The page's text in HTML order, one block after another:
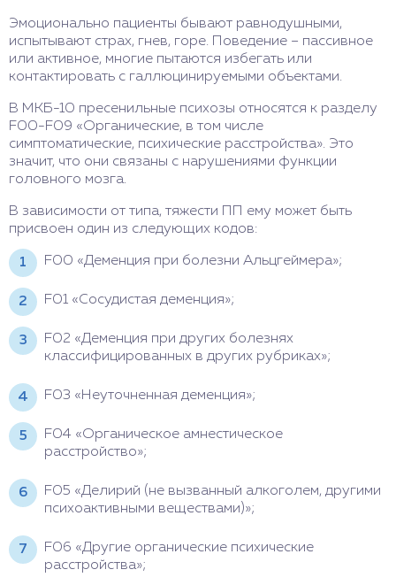
Эмоционально пациенты бывают равнодушными,
испытывают страх, гнев, горе. Поведение – пассивное
или активное, многие пытаются избегать или
контактировать с галлюцинируемыми объектами.
В МКБ-10 пресенильные психозы относятся к разделу
F00-F09 «Органические, в том числе
симптоматические, психические расстройства». Это
значит, что они связаны с нарушениями функции
головного мозга.
В зависимости от типа, тяжести ПП ему может быть
присвоен один из следующих кодов:
F00 «Деменция при болезни Альцгеймера»;
F01 «Сосудистая деменция»;
F02 «Деменция при других болезнях
классифицированных в других рубриках»;
F03 «Неуточненная деменция»;
F04 «Органическое амнестическое
расстройство»;
F05 «Делирий (не вызванный алкоголем, другими
психоактивными веществами)»;
F06 «Другие органические психические
расстройства»;